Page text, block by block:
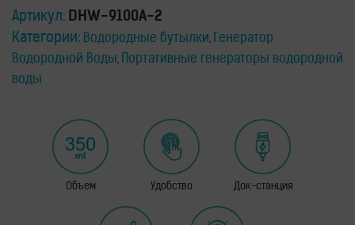
здоровья
Приборы
световой
терапии
ИССЛЕДОВАНИЯ
Артикул: DHW-9100A-2
Категории: Водородные бутылки ,
Генератор
Водородной Воды ,
Портативные генераторы водородной
воды
Объем Удобство Док-станция